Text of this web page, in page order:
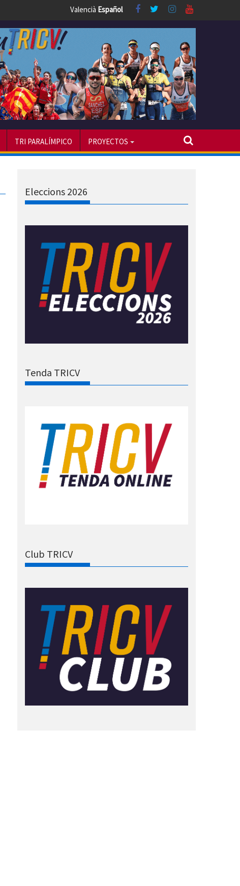
Valencià Español
TRI PARALÍMPICO PROYECTOS
Eleccions 2026
Tenda TRICV
Club TRICV